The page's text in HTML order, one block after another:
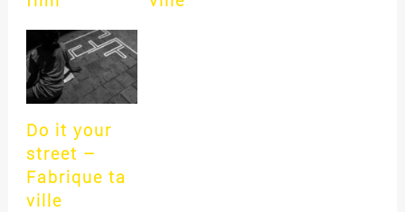
Do it your
street –
Fabrique ta
ville​